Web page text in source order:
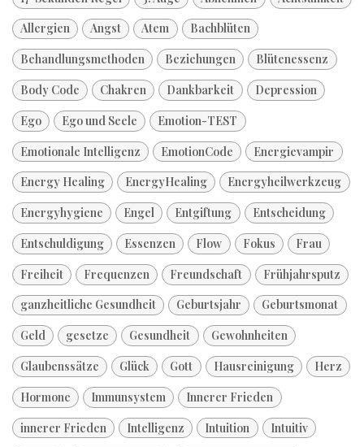
Allergien
Angst Atem
Bachblüten
Behandlungsmethoden
Beziehungen
Blütenessenz
Body Code
Chakren Dankbarkeit
Depression
Ego
Ego und Seele
Emotion-TEST
Emotionale Intelligenz
EmotionCode
Energievampir
Energy Healing
EnergyHealing
Energyheilwerkzeug
Energyhygiene
Engel Entgiftung
Entscheidung
Entschuldigung
Essenzen Flow Fokus
Frau
Freiheit
Frequenzen Freundschaft
Frühjahrsputz
ganzheitliche Gesundheit
Geburtsjahr
Geburtsmonat
Geld
gesetze Gesundheit
Gewohnheiten
Glaubenssätze
Glück Gott Hausreinigung
Herz
Hormone
Immunsystem
Innerer Frieden
innerer Frieden
Intelligenz Intuition
Intuitiv